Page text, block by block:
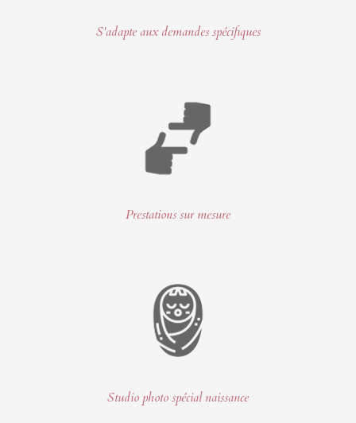
S'adapte aux demandes spécifiques
Prestations sur mesure
Studio photo spécial naissance